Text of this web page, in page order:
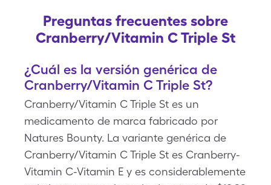
Preguntas frecuentes sobre
Cranberry/Vitamin C Triple St
¿Cuál es la versión genérica de
Cranberry/Vitamin C Triple St?
Cranberry/Vitamin C Triple St es un
medicamento de marca fabricado por
Natures Bounty. La variante genérica de
Cranberry/Vitamin C Triple St es Cranberry-
Vitamin C-Vitamin E y es considerablemente